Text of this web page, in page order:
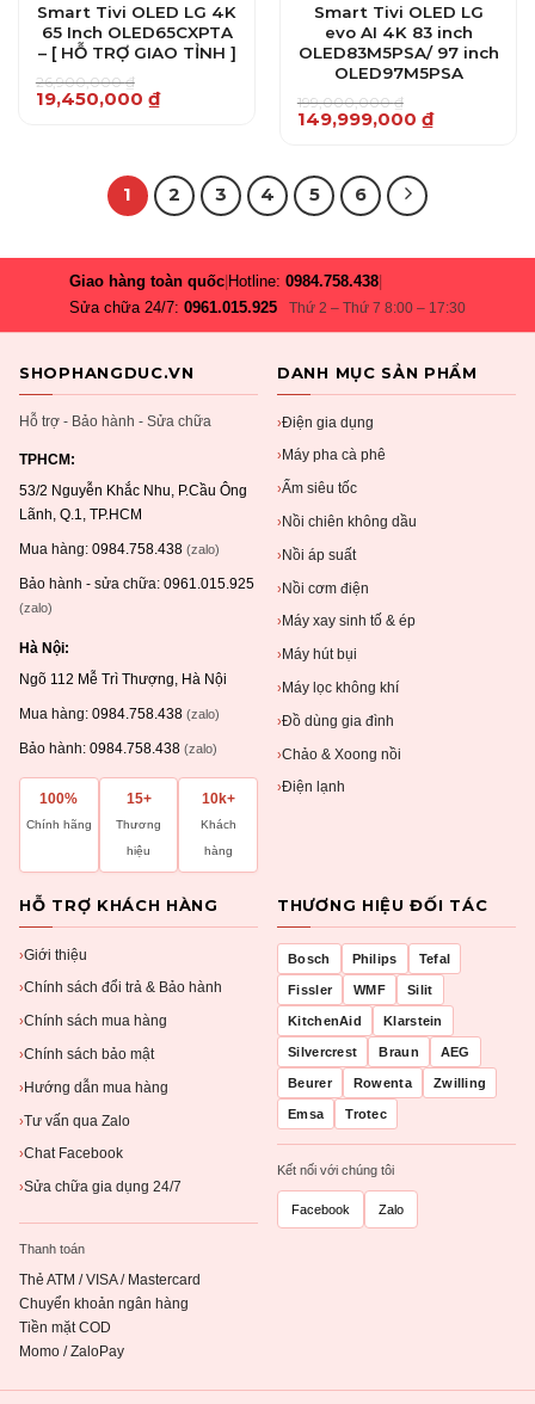
Smart Tivi OLED LG 4K
65 Inch OLED65CXPTA
– [ HỖ TRỢ GIAO TỈNH ]
26,900,000₫
Giá
gốc
19,450,000 ₫
Giá
hiện
Smart Tivi OLED LG
evo AI 4K 83 inch
OLED83M5PSA/ 97 inch
OLED97M5PSA
199,000,000₫
Giá
149,999,000 ₫
Giá
149,999,000 ₫.
1 2 3 4 5 6
Giao hàng toàn quốc|Hotline:0984.758.438|
Sửa chữa 24/7:0961.015.925 Thứ 2 – Thứ 7 8:00 – 17:30
SHOPHANGDUC.VN
Hỗ trợ - Bảo hành - Sửa chữa
TPHCM:
53/2 Nguyễn Khắc Nhu, P.Cầu Ông
Lãnh, Q.1, TP.HCM
Mua hàng: 0984.758.438 (zalo)
Bảo hành - sửa chữa: 0961.015.925
(zalo)
Hà Nội:
Ngõ 112 Mễ Trì Thượng, Hà Nội
Mua hàng: 0984.758.438 (zalo)
Bảo hành: 0984.758.438 (zalo)
100%
Chính hãng
15+
Thương
hiệu
10k+
Khách
hàng
DANH MỤC SẢN PHẨM
›Điện gia dụng
› Máy pha cà phê
›Ấm siêu tốc
› Nồi chiên không dầu
›Nồi áp suất
›Nồi cơm điện
› Máy xay sinh tố & ép
› Máy hút bụi
› Máy lọc không khí
›Đồ dùng gia đình
›Chảo & Xoong nồi
›Điện lạnh
HỖ TRỢ KHÁCH HÀNG
›Giới thiệu
›Chính sách đổi trả & Bảo hành
›Chính sách mua hàng
›Chính sách bảo mật
›Hướng dẫn mua hàng
›Tư vấn qua Zalo
›Chat Facebook
›Sửa chữa gia dụng 24/7
Thanh toán
Thẻ ATM / VISA / Mastercard
Chuyển khoản ngân hàng
Tiền mặt COD
Momo / ZaloPay
THƯƠNG HIỆU ĐỐI TÁC
Bosch Philips Tefal
Fissler WMF Silit
KitchenAid Klarstein
Silvercrest Braun AEG
Beurer Rowenta Zwilling
Emsa Trotec
Kết nối với chúng tôi
Facebook Zalo